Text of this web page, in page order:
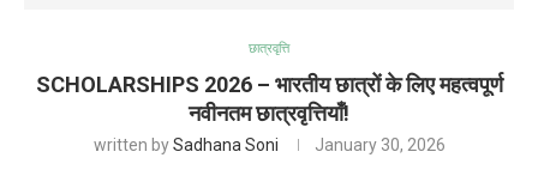
छात्रवृत्ति
SCHOLARSHIPS 2026 – भारतीय छात्रों के लिए महत्वपूर्ण
नवीनतम छात्रवृत्तियाँ!
written bySadhana Soni January 30, 2026